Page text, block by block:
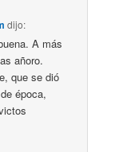
dijo:
A más
añoro.
que se dió
época,